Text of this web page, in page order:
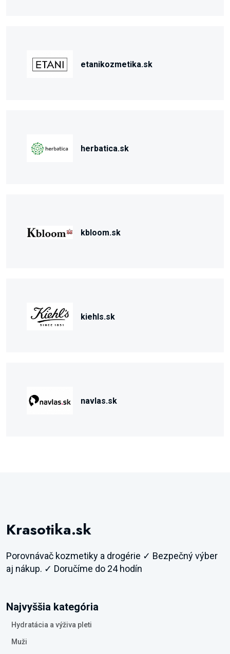
etanikozmetika.sk
herbatica.sk
kbloom.sk
kiehls.sk
navlas.sk
Krasotika.sk
Porovnávač kozmetiky a drogérie ✓ Bezpečný výber
aj nákup. ✓ Doručíme do 24 hodín
Najvyššia kategória
Hydratácia a výživa pleti
Muži